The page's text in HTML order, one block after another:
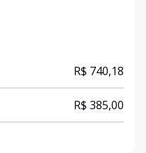
R$ 740,18
R$ 385,00